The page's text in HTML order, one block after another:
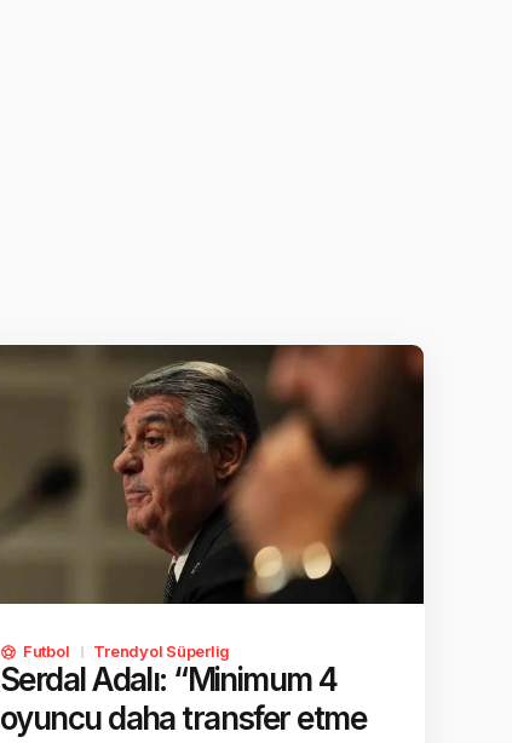
Futbol Trendyol Süperlig
Serdal Adalı: “Minimum 4
oyuncu daha transfer etme